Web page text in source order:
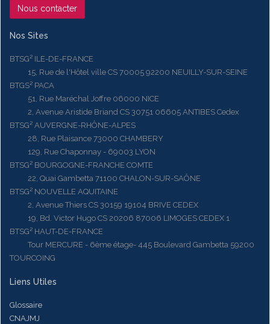
Nous contacter
Nos Sites
BTSG² ILE-DE-FRANCE
15, Rue de l'Hôtel ville CS 70005 92200 NEUILLY-SUR-SEINE
BTGS² PACA
51, Rue Maréchal Joffre 06000 NICE
2, Avenue Aristide Briand CS 30751 06605 ANTIBES Cedex
BTSG² AUVERGNE-RHÔNE-ALPES
28, Rue Plaisance 73000 CHAMBERY
129, Rue Chaponnay - 69003 LYON
BTSG² BOURGOGNE-FRANCHE COMTE
22, Quai Gambetta 71100 CHALON-SUR-SAÔNE
BTSG² NOUVELLE AQUITAINE
2, Avenue Thiers CS 30159 19104 BRIVE CEDEX
19, Bd. Victor Hugo CS 20206 87006 LIMOGES CEDEX 1
BTSG² HAUT-DE-FRANCE
Tour MERCURE - 6ème étage- 445 Boulevard Gambetta 59200
TOURCOING
Liens Utiles
Glossaire
CNAJMJ